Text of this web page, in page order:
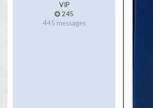
VIP
245
445 messages